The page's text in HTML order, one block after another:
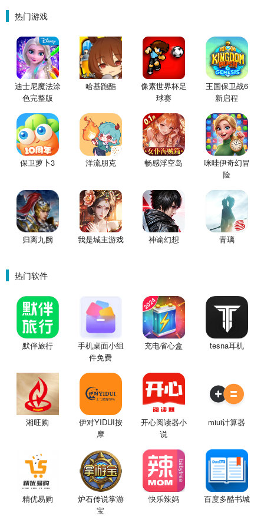
热门游戏
迪士尼魔法涂
色完整版
哈基跑酷
像素世界杯足
球赛
王国保卫战6
新启程
保卫萝卜3 洋流朋克 畅感浮空岛
咪哇伊奇幻冒
险
归离九阙 我是城主游戏 神谕幻想 青璃
热门软件
默伴旅行
手机桌面小组
件免费
充电省心盒 tesna耳机
湘旺购
伊对YIDUI按
摩
开心阅读器小
说
miui计算器
精优易购
炉石传说掌游
宝
快乐辣妈 百度多酷书城